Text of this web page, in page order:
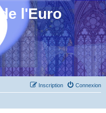
l'Euro
Connexion
Inscription